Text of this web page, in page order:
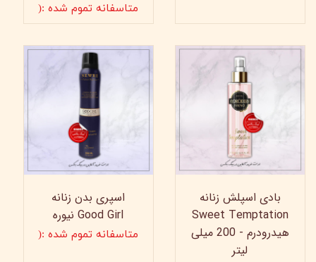
متاسفانه تموم شده :(
بادی اسپلش زنانه
Sweet Temptation
هیدرودرم - 200 میلی
لیتر
اسپری بدن زنانه
Good Girl نیوره
متاسفانه تموم شده :(